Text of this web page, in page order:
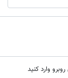
وارد کنید